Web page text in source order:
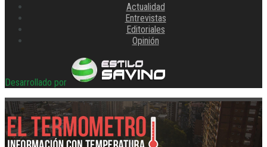
Actualidad
Entrevistas
Editoriales
Opinión
Desarrollado por